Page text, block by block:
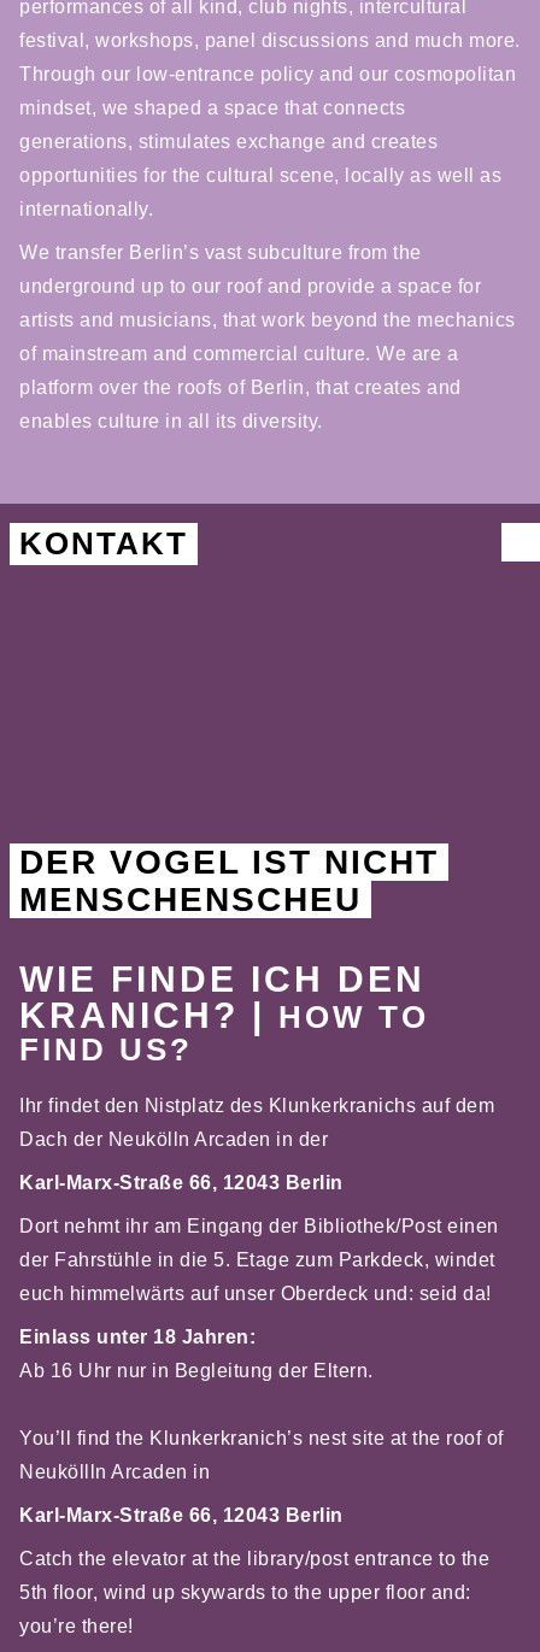
performances of all kind, club nights, intercultural
festival, workshops, panel discussions and much more.
Through our low-entrance policy and our cosmopolitan
mindset, we shaped a space that connects
generations, stimulates exchange and creates
opportunities for the cultural scene, locally as well as
internationally.
We transfer Berlin’s vast subculture from the
underground up to our roof and provide a space for
artists and musicians, that work beyond the mechanics
of mainstream and commercial culture. We are a
platform over the roofs of Berlin, that creates and
enables culture in all its diversity.
KONTAKT
DER VOGEL IST NICHT
MENSCHENSCHEU
WIE FINDE ICH DEN
KRANICH? | HOW TO
FIND US?
Ihr findet den Nistplatz des Klunkerkranichs auf dem
Dach der Neukölln Arcaden in der
Karl-Marx-Straße 66, 12043 Berlin
Dort nehmt ihr am Eingang der Bibliothek/Post einen
der Fahrstühle in die 5. Etage zum Parkdeck, windet
euch himmelwärts auf unser Oberdeck und: seid da!
Einlass unter 18 Jahren:
Ab 16 Uhr nur in Begleitung der Eltern.
You’ll find the Klunkerkranich’s nest site at the roof of
Neuköllln Arcaden in
Karl-Marx-Straße 66, 12043 Berlin
Catch the elevator at the library/post entrance to the
5th floor, wind up skywards to the upper floor and:
you’re there!